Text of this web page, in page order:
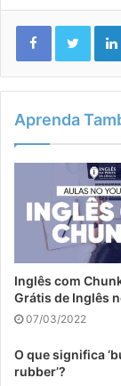
Aprenda
Inglês com
Grátis de Inglês
07/03/2022
O que significa
rubber’?